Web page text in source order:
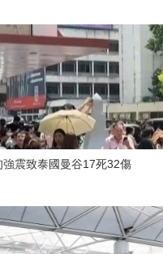
強震致泰國曼谷17死32傷